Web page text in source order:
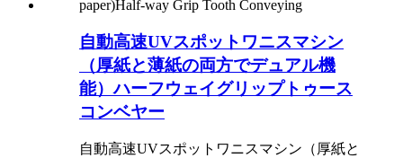
自動高速UVスポットワニスマシン
（厚紙と薄紙の両方でデュアル機
能）ハーフウェイグリップトゥース
コンベヤー
自動高速UVスポットワニスマシン（厚紙と